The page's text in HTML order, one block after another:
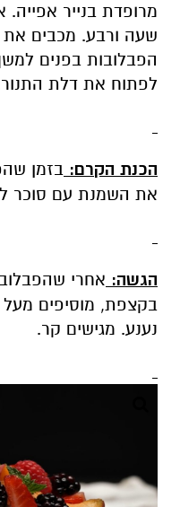
שעה ורבע. מכבים את
לפתוח את דלת
הכנת הקרם: בזמן
את השמנת עם סוכר
הגשה: אחרי
בקצפת, מוסיפים
נענע. מגישים קר.